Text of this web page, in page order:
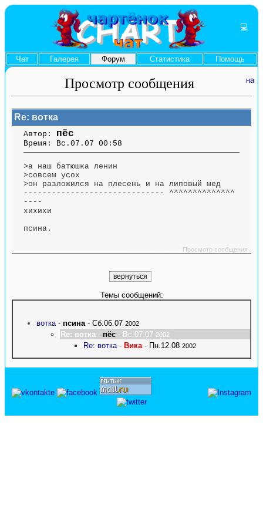
💻
Чат Галерея Форум Статистика Помощь
Просмотр сообщения
Re: вотка
Автор: пёс
Время: Вс.07.07 00:58
>а наш батюшка ленин
>совсем усох
>он разложился на плесень и на липовый мед
------------------------------ ^^^^^^^^^^^^^^
----
хихихи
псина.
Просмотр сообщения
Темы сообщений:
вотка- псина- Сб.06.07 2002
Re: вотка - пёс - Вс.07.07 2002
Re: вотка - Вика - Пн.12.08 2002